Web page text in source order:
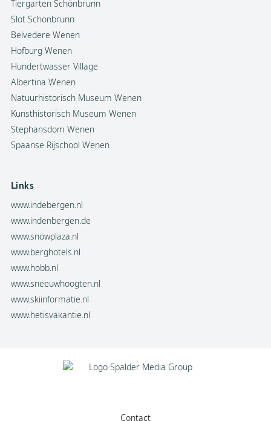
Tiergarten Schönbrunn
Slot Schönbrunn
Belvedere Wenen
Hofburg Wenen
Hundertwasser Village
Albertina Wenen
Natuurhistorisch Museum Wenen
Kunsthistorisch Museum Wenen
Stephansdom Wenen
Spaanse Rijschool Wenen
Links
www.indebergen.nl
www.indenbergen.de
www.snowplaza.nl
www.berghotels.nl
www.hobb.nl
www.sneeuwhoogten.nl
www.skiinformatie.nl
www.hetisvakantie.nl
Contact